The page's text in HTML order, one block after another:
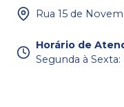
Rua 15 de
Horário de
Segunda à